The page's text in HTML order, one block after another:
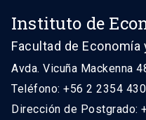
Instituto de
Facultad de
Avda. Vicuña Mackenna
Teléfono: +56 2 2354
Dirección de Postgrado: